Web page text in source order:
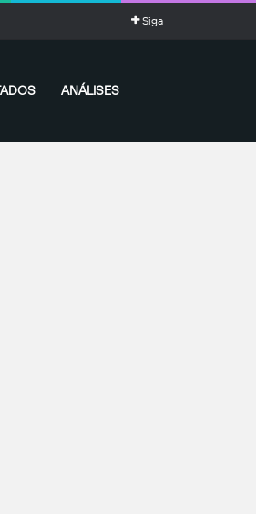
Siga
ANÁLISES